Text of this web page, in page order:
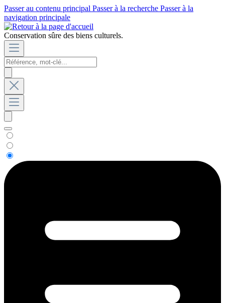
Passer au contenu principal Passer à la recherche Passer à la
navigation principale
Conservation sûre des biens culturels.